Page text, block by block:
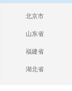
cppm报考常见
问题
北京市
山东省
福建省
湖北省